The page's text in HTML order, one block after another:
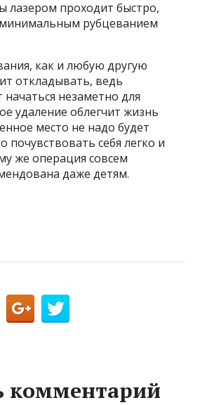
лазером проходит быстро,
минимальным рубцеванием
как и любую другую
откладывать, ведь
незаметно для
удаление облегчит жизнь
место не надо будет
почувствовать себя легко и
же операция совсем
даже детям.
комментарий